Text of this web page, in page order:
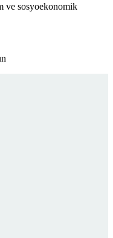
ve sosyoekonomik